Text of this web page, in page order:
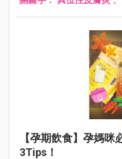
【孕期飲食】孕媽
3Tips！